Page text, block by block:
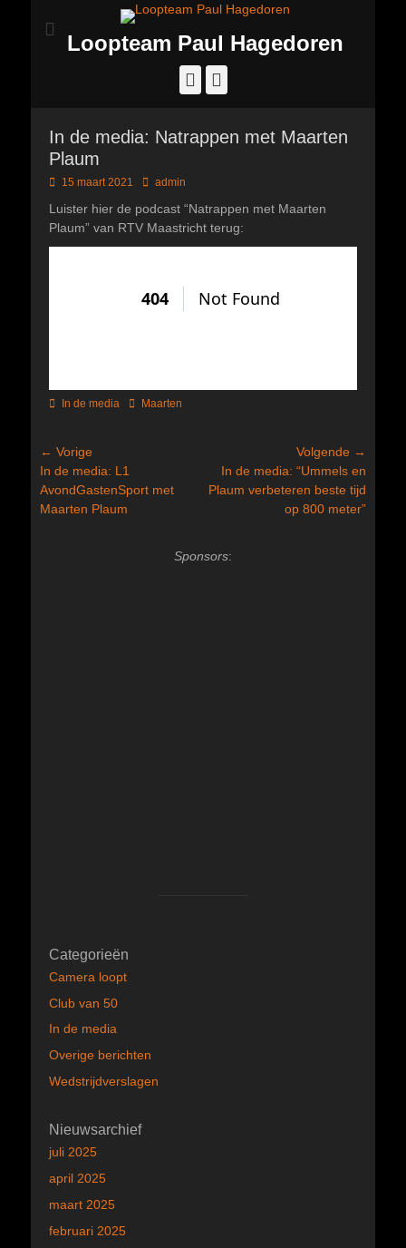
Loopteam Paul Hagedoren
Facebook
In de media: Natrappen met Maarten
Plaum
Geplaatst
15 maart 2021 Author
admin
Luister hier de podcast “Natrappen met Maarten
Plaum” van RTV Maastricht terug:
Categorieën
In de media TagsMaarten
Bericht
navigatie
← Vorige
Vorig
bericht:
In de media: L1
AvondGastenSport met
Maarten Plaum
Volgende →
Volgend
bericht:
In de media: “Ummels en
Plaum verbeteren beste tijd
op 800 meter”
Sponsors:
Categorieën
Camera loopt
Club van 50
In de media
Overige berichten
Wedstrijdverslagen
Nieuwsarchief
juli 2025
april 2025
maart 2025
februari 2025